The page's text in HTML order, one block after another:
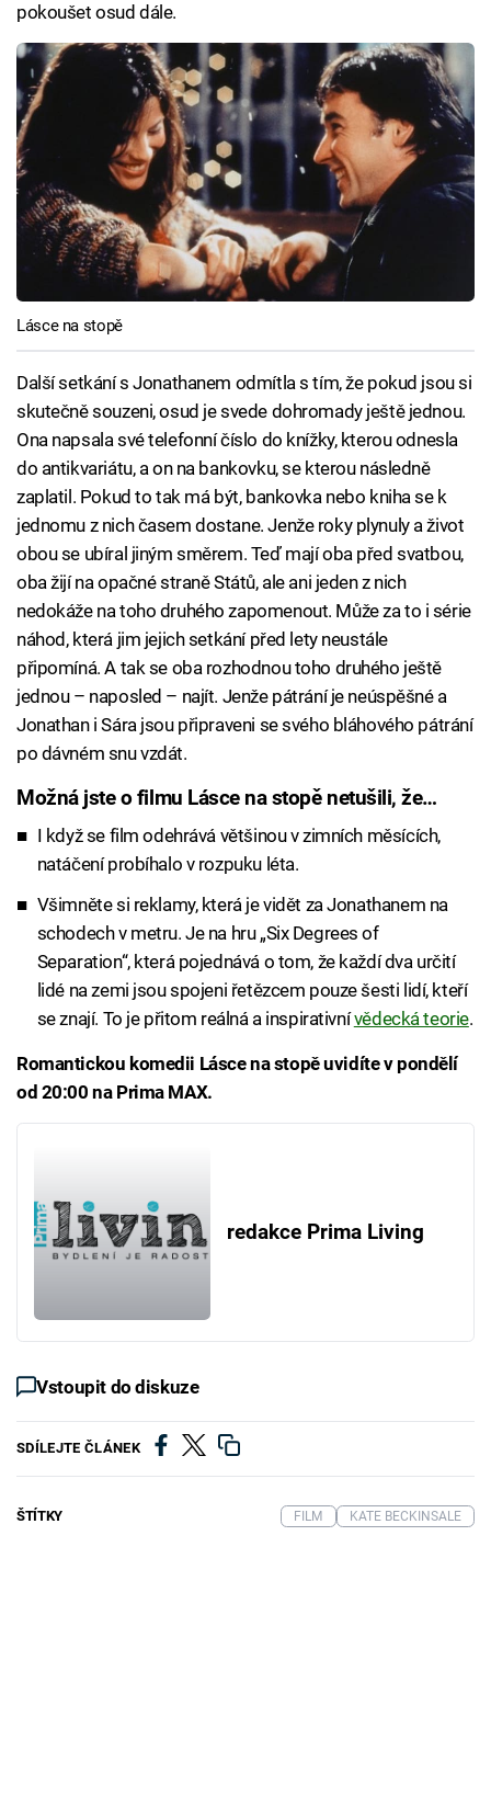
pokoušet osud dále.
Lásce na stopě
Další setkání s Jonathanem odmítla s tím, že pokud jsou si
skutečně souzeni, osud je svede dohromady ještě jednou.
Ona napsala své telefonní číslo do knížky, kterou odnesla
do antikvariátu, a on na bankovku, se kterou následně
zaplatil. Pokud to tak má být, bankovka nebo kniha se k
jednomu z nich časem dostane. Jenže roky plynuly a život
obou se ubíral jiným směrem. Teď mají oba před svatbou,
oba žijí na opačné straně Států, ale ani jeden z nich
nedokáže na toho druhého zapomenout. Může za to i série
náhod, která jim jejich setkání před lety neustále
připomíná. A tak se oba rozhodnou toho druhého ještě
jednou – naposled – najít. Jenže pátrání je neúspěšné a
Jonathan i Sára jsou připraveni se svého bláhového pátrání
po dávném snu vzdát.
Možná jste o filmu Lásce na stopě netušili, že…
I když se film odehrává většinou v zimních měsících,
natáčení probíhalo v rozpuku léta.
Všimněte si reklamy, která je vidět za Jonathanem na
schodech v metru. Je na hru „Six Degrees of
Separation“, která pojednává o tom, že každí dva určití
lidé na zemi jsou spojeni řetězcem pouze šesti lidí, kteří
se znají. To je přitom reálná a inspirativnívědecká teorie.
Romantickou komedii Lásce na stopě uvidíte v pondělí
od 20:00 na Prima MAX.
redakce Prima Living
Vstoupit do diskuze
SDÍLEJTE ČLÁNEK
ŠTÍTKY FILM KATE BECKINSALE